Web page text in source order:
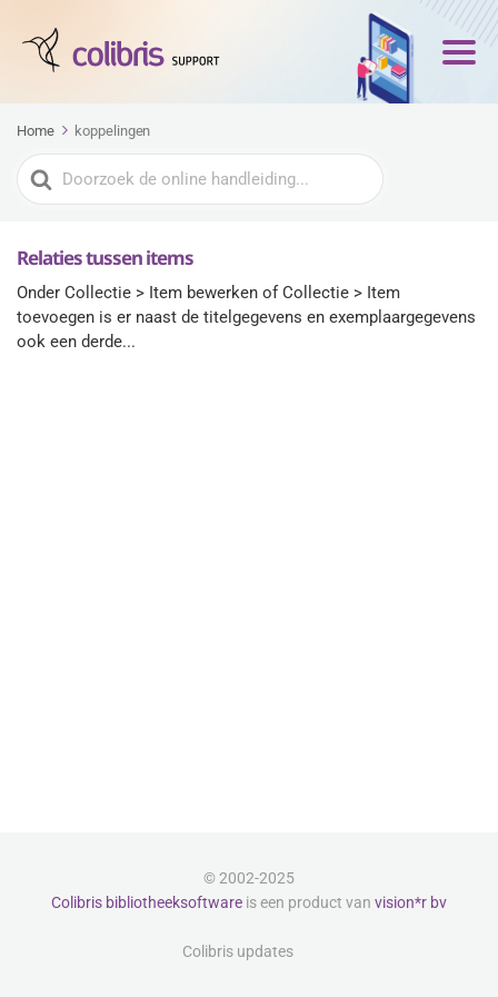
Home koppelingen
Zoeken
naar
Relaties tussen items
Onder Collectie > Item bewerken of Collectie > Item
toevoegen is er naast de titelgegevens en exemplaargegevens
ook een derde...
© 2002-2025
Colibris bibliotheeksoftware is een product van vision*r bv
Colibris updates